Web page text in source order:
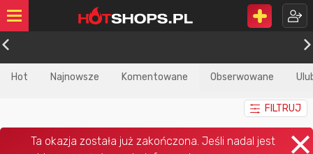
Hot Najnowsze Komentowane Obserwowane
FILTRUJ